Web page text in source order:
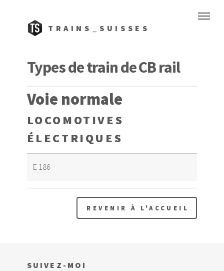
TRAINS_SUISSES
Types de train de CB rail
Voie normale
LOCOMOTIVES
ÉLECTRIQUES
E 186
REVENIR À L'ACCUEIL
SUIVEZ-MOI